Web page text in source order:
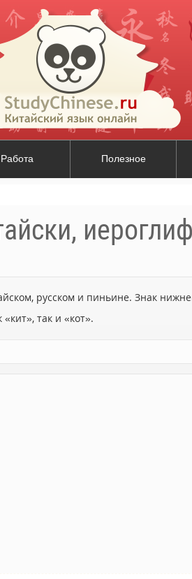
Работа Полезное
русском и пиньине. Знак
так и «кот».